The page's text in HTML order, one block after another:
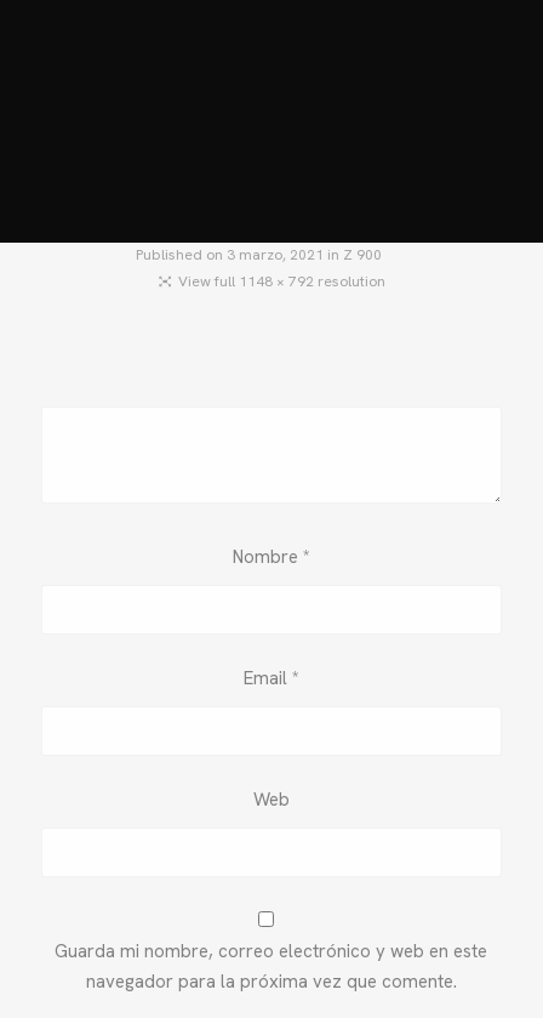
Published on 3 marzo, 2021 in Z 900
View full 1148 × 792 resolution
Nombre *
Email *
Web
Guarda mi nombre, correo electrónico y web en este
navegador para la próxima vez que comente.